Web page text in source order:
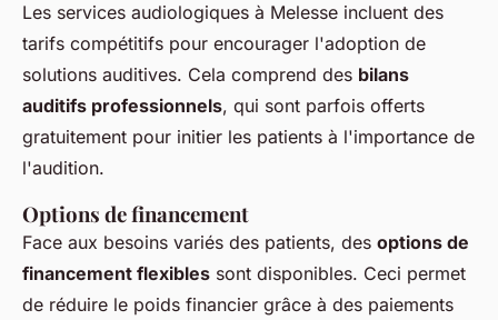
Les services audiologiques à Melesse incluent des
tarifs compétitifs pour encourager l'adoption de
solutions auditives. Cela comprend des bilans
auditifs professionnels, qui sont parfois offerts
gratuitement pour initier les patients à l'importance de
l'audition.
Options de financement
Face aux besoins variés des patients, des options de
financement flexibles sont disponibles. Ceci permet
de réduire le poids financier grâce à des paiements